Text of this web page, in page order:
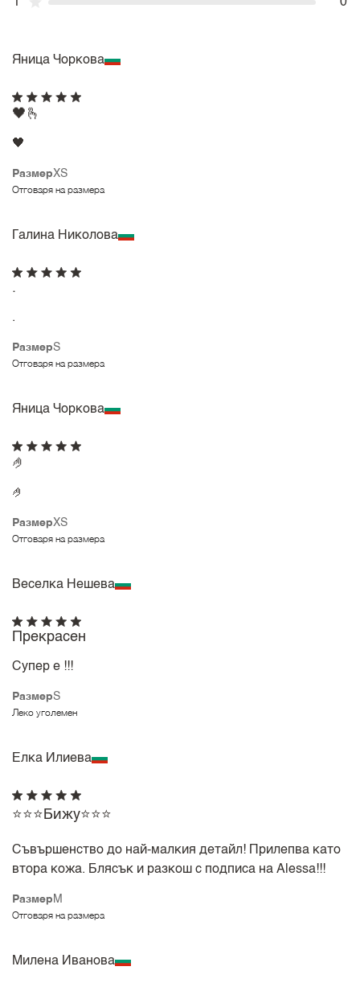
Яница Чоркова
РазмерXS
Отговаря на размера
🖤🫰
🖤
Галина Николова
РазмерS
Отговаря на размера
.
.
Яница Чоркова
РазмерXS
Отговаря на размера
🤌
🤌
Веселка Нешева
РазмерS
Леко уголемен
Прекрасен
Супер е !!!
Елка Илиева
Размер M
Отговаря на размера
⭐⭐⭐Бижу⭐⭐⭐
Съвършенство до най-малкия детайл! Прилепва като
втора кожа. Блясък и разкош с подписа на Alessa!!!
Милена Иванова